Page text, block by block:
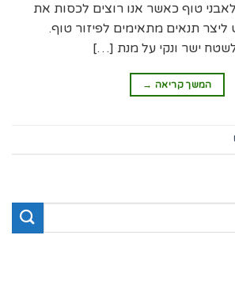
טוף כאשר אנו רוצים לכסות את
תנאים מתאימים לפיזור טוף.
ישר ונקי על מנת […]
המשך קריאה →